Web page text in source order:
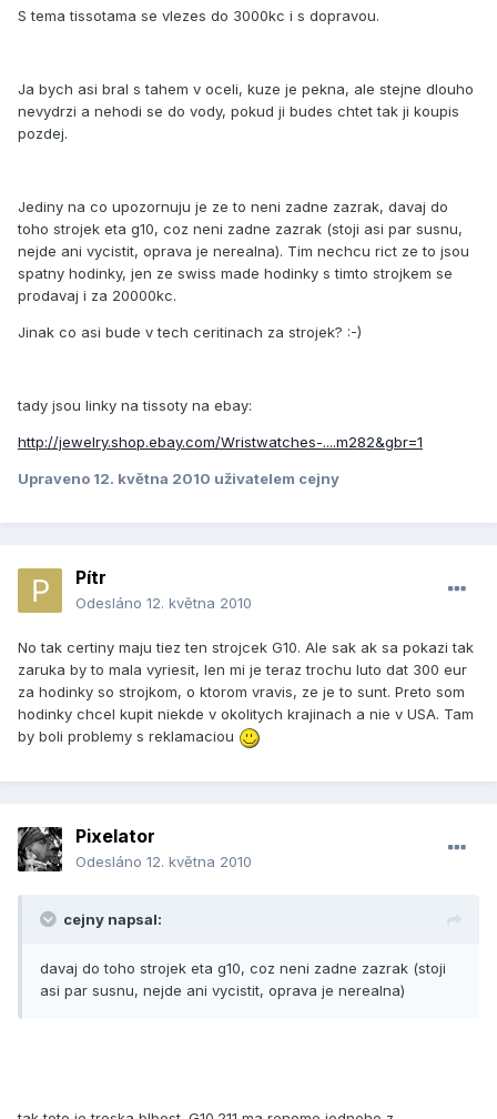
S tema tissotama se vlezes do 3000kc i s dopravou.
Ja bych asi bral s tahem v oceli, kuze je pekna, ale stejne dlouho
nevydrzi a nehodi se do vody, pokud ji budes chtet tak ji koupis
pozdej.
Jediny na co upozornuju je ze to neni zadne zazrak, davaj do
toho strojek eta g10, coz neni zadne zazrak (stoji asi par susnu,
nejde ani vycistit, oprava je nerealna). Tim nechcu rict ze to jsou
spatny hodinky, jen ze swiss made hodinky s timto strojkem se
prodavaj i za 20000kc.
Jinak co asi bude v tech ceritinach za strojek? :-)
tady jsou linky na tissoty na ebay:
http://jewelry.shop.ebay.com/Wristwatches-....m282&gbr=1
Upraveno 12. května 2010 uživatelem cejny
Pítr
Odesláno 12. května 2010
No tak certiny maju tiez ten strojcek G10. Ale sak ak sa pokazi tak
zaruka by to mala vyriesit, len mi je teraz trochu luto dat 300 eur
za hodinky so strojkom, o ktorom vravis, ze je to sunt. Preto som
hodinky chcel kupit niekde v okolitych krajinach a nie v USA. Tam
by boli problemy s reklamaciou
Pixelator
Odesláno 12. května 2010
cejny napsal:
davaj do toho strojek eta g10, coz neni zadne zazrak (stoji
asi par susnu, nejde ani vycistit, oprava je nerealna)